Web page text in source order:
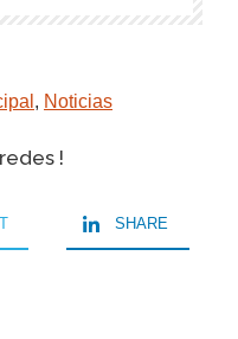
, Noticias
!
SHARE